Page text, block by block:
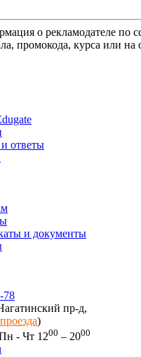
о рекламодателе по
промокода, курса или на
ответы
и документы
78
пр-д,
)
- Чт 1200 – 2000